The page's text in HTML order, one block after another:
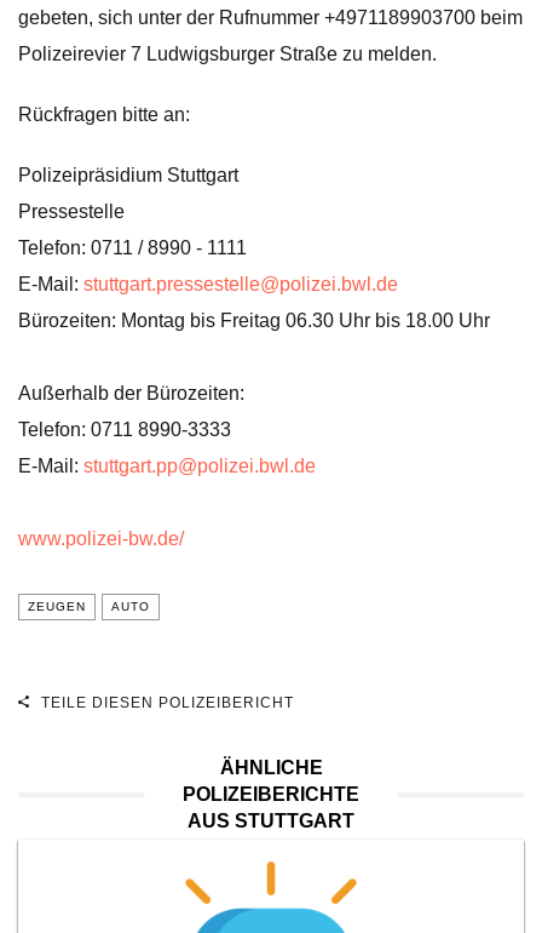
gebeten, sich unter der Rufnummer +4971189903700 beim
Polizeirevier 7 Ludwigsburger Straße zu melden.
Rückfragen bitte an:
Polizeipräsidium Stuttgart
Pressestelle
Telefon: 0711 / 8990 - 1111
E-Mail: stuttgart.pressestelle@polizei.bwl.de
Bürozeiten: Montag bis Freitag 06.30 Uhr bis 18.00 Uhr
Außerhalb der Bürozeiten:
Telefon: 0711 8990-3333
E-Mail: stuttgart.pp@polizei.bwl.de
www.polizei-bw.de/
ZEUGEN AUTO
TEILE DIESEN POLIZEIBERICHT
ÄHNLICHE
POLIZEIBERICHTE
AUS STUTTGART